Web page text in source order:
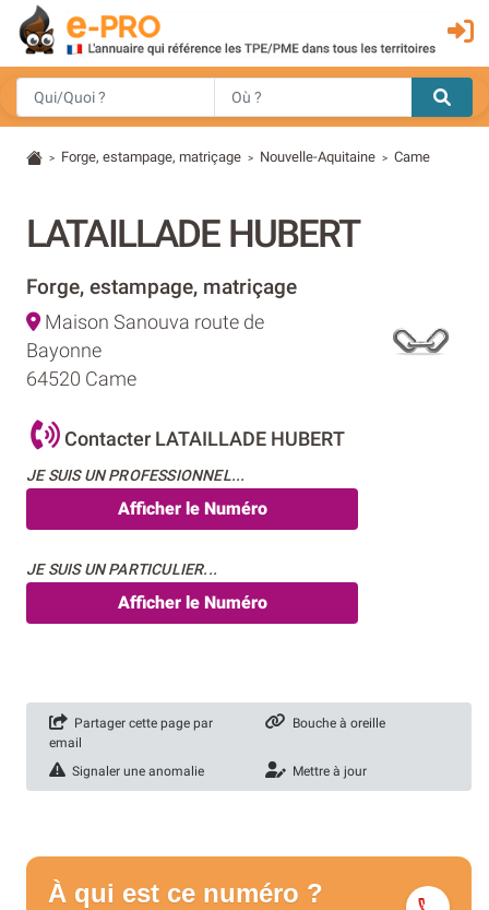
> Forge, estampage, matriçage > Nouvelle-Aquitaine > Came
LATAILLADE HUBERT
Forge, estampage, matriçage
Maison Sanouva route de
Bayonne
64520 Came
Contacter LATAILLADE HUBERT
JE SUIS UN PROFESSIONNEL...
Afficher le Numéro
JE SUIS UN PARTICULIER...
Afficher le Numéro
Partager cette page par
email
Bouche à oreille
Signaler une anomalie Mettre à jour
À qui est ce numéro ?